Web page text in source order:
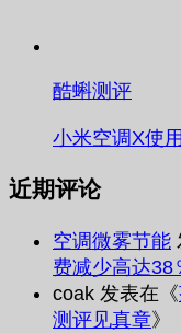
酷蝌测评
小米空调X使
近期评论
空调微雾节能
费减少高达38
coak 发表在《
测评见真章》